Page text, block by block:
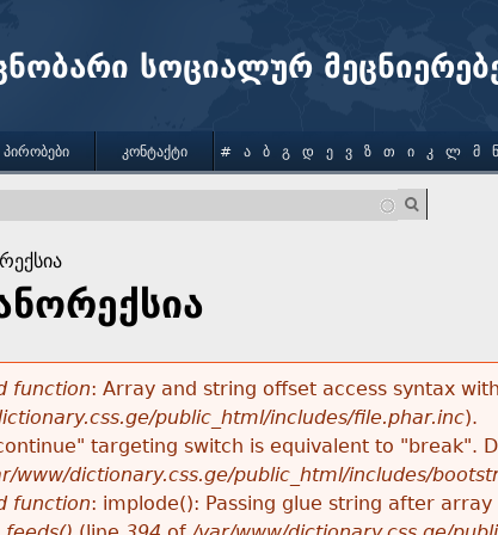
სოციალურ
function: Array and string offset access syntax
public_html/includes/file.phar.inc).
targeting switch is equivalent to "break".
www/dictionary.css.ge/public_html/includes/
function: implode(): Passing glue string after
ᲞᲘᲠᲝᲑᲔᲑᲘ ᲙᲝᲜᲢᲐᲥᲢᲘ # Ა Ბ Გ Დ Ე Ვ Ზ Თ Ი Კ Ლ Მ Ნ